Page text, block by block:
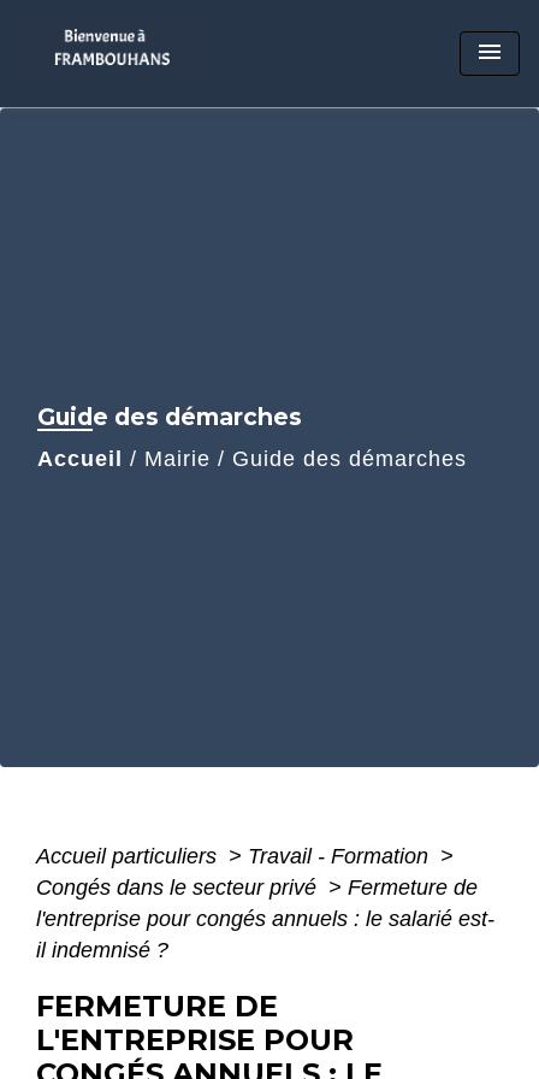
menu
Guide des démarches
Accueil / Mairie / Guide des démarches
Accueil particuliers > Travail - Formation >
Congés dans le secteur privé > Fermeture de
l'entreprise pour congés annuels : le salarié est-
il indemnisé ?
FERMETURE DE
L'ENTREPRISE POUR